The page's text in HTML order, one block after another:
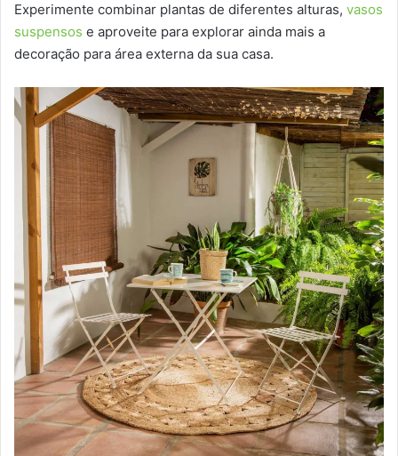
Experimente combinar plantas de diferentes alturas, vasos
suspensos e aproveite para explorar ainda mais a
decoração para área externa da sua casa.